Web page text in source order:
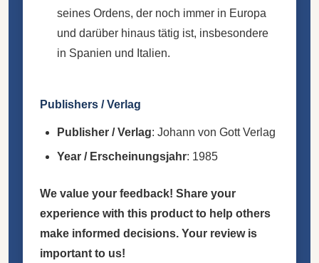
seines Ordens, der noch immer in Europa
und darüber hinaus tätig ist, insbesondere
in Spanien und Italien.
Publishers / Verlag
Publisher / Verlag: Johann von Gott Verlag
Year / Erscheinungsjahr: 1985
We value your feedback! Share your
experience with this product to help others
make informed decisions. Your review is
important to us!